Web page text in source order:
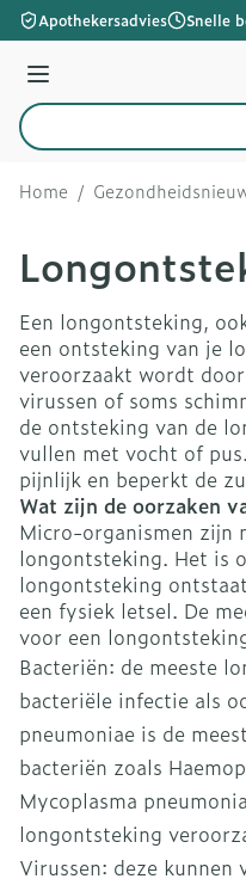
Ga naar de inhoud
Apothekersadvies Snelle
Menu
Product, merk,
Home /
Een longontsteking,
een ontsteking van je
veroorzaakt wordt
virussen of soms
de ontsteking van de
vullen met vocht of
pijnlijk en beperkt de
Wat zijn de oorzaken
Micro-organismen zijn
longontsteking. Het is
longontsteking
een fysiek letsel. De
voor een
Bacteriën: de meeste
bacteriële infectie als
pneumoniae is de
bacteriën zoals
Mycoplasma
longontsteking
Virussen: deze kunnen